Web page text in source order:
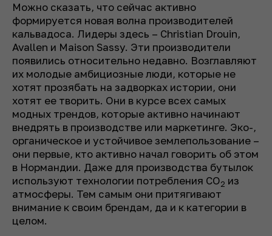
Можно сказать, что сейчас активно
формируется новая волна производителей
кальвадоса. Лидеры здесь – Christian Drouin,
Avallen и Maison Sassy. Эти производители
появились относительно недавно. Возглавляют
их молодые амбициозные люди, которые не
хотят прозябать на задворках истории, они
хотят ее творить. Они в курсе всех самых
модных трендов, которые активно начинают
внедрять в производстве или маркетинге. Эко-,
органическое и устойчивое землепользование –
они первые, кто активно начал говорить об этом
в Нормандии. Даже для производства бутылок
используют технологии потребления CO2 из
атмосферы. Тем самым они притягивают
внимание к своим брендам, да и к категории в
целом.